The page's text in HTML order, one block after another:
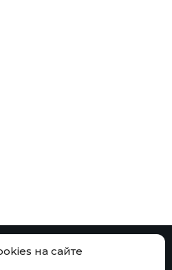
на сайте
+30 °С в течение
при температуре